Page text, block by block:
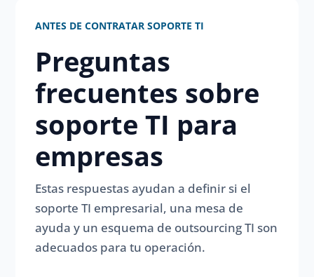
ANTES DE CONTRATAR SOPORTE TI
Preguntas
frecuentes sobre
soporte TI para
empresas
Estas respuestas ayudan a definir si el
soporte TI empresarial, una mesa de
ayuda y un esquema de outsourcing TI son
adecuados para tu operación.